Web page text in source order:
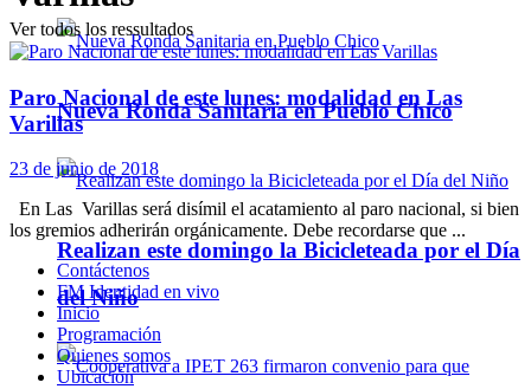
Nueva Ronda Sanitaria en Pueblo Chico
Realizan este domingo la Bicicleteada por el Día
del Niño
Ver todos los ressultados
Paro Nacional de este lunes: modalidad en Las
Varillas
23 de junio de 2018
En Las Varillas será disímil el acatamiento al paro nacional, si bien
los gremios adherirán orgánicamente. Debe recordarse que ...
Contáctenos
FM Identidad en vivo
Inicio
Programación
Quienes somos
Ubicación